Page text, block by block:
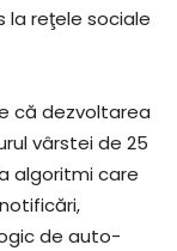
la reţele sociale
că dezvoltarea
vârstei de 25
algoritmi care
de auto-